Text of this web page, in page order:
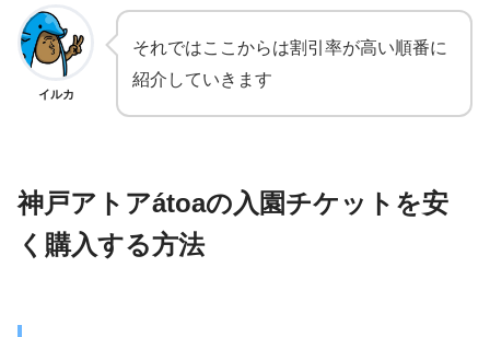
イルカ
それではここからは割引率が高い順番に
紹介していきます
神戸アトアátoaの入園チケットを安
く購入する方法